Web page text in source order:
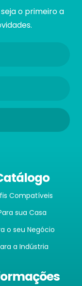
o primeiro a
Compatíveis
sua Casa
o seu Negócio
a Indústria